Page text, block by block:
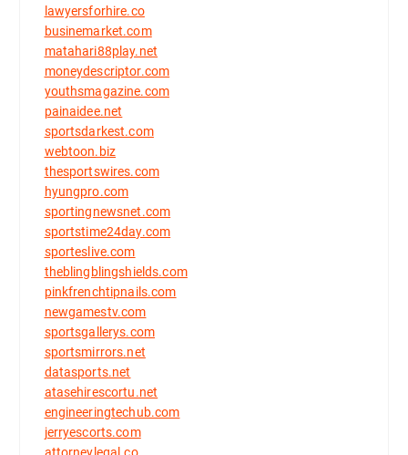
lawyersforhire.co
businemarket.com
matahari88play.net
moneydescriptor.com
youthsmagazine.com
painaidee.net
sportsdarkest.com
webtoon.biz
thesportswires.com
hyungpro.com
sportingnewsnet.com
sportstime24day.com
sporteslive.com
theblingblingshields.com
pinkfrenchtipnails.com
newgamestv.com
sportsgallerys.com
sportsmirrors.net
datasports.net
atasehirescortu.net
engineeringtechub.com
jerryescorts.com